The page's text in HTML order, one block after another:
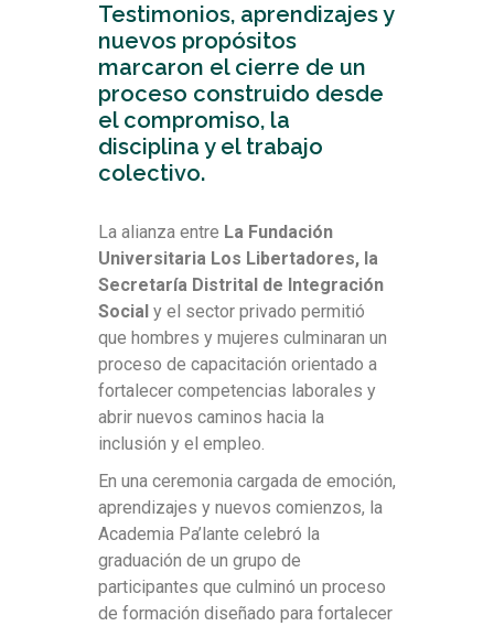
Testimonios, aprendizajes y
nuevos propósitos
marcaron el cierre de un
proceso construido desde
el compromiso, la
disciplina y el trabajo
colectivo.
La alianza entre La Fundación
Universitaria Los Libertadores, la
Secretaría Distrital de Integración
Social y el sector privado permitió
que hombres y mujeres culminaran un
proceso de capacitación orientado a
fortalecer competencias laborales y
abrir nuevos caminos hacia la
inclusión y el empleo.
En una ceremonia cargada de emoción,
aprendizajes y nuevos comienzos, la
Academia Pa’lante celebró la
graduación de un grupo de
participantes que culminó un proceso
de formación diseñado para fortalecer